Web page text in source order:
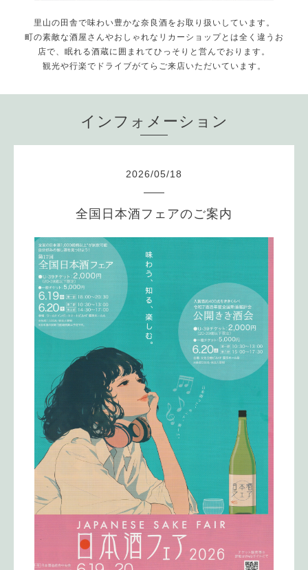
里山の田舎で味わい豊かな奈良酒をお取り扱いしています。
町の素敵な酒屋さんやおしゃれなリカーショップとは全く違うお
店で、眠れる酒蔵に囲まれてひっそりと営んでおります。
観光や行楽でドライブがてらご来店いただいています。
インフォメーション
2026/05/18
全国日本酒フェアのご案内